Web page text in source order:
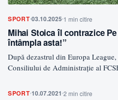
SPORT03.10.2025 1 min citire
Mihai Stoica îl contrazice
întâmpla asta!”
După dezastrul din Europa
Consiliului de Administrație al
SPORT10.07.2021 2 min citire